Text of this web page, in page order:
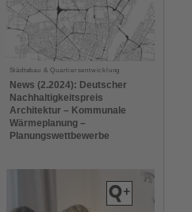
Städtebau & Quartiersentwicklung
News (2.2024): Deutscher
Nachhaltigkeitspreis
Architektur – Kommunale
Wärmeplanung –
Planungswettbewerbe